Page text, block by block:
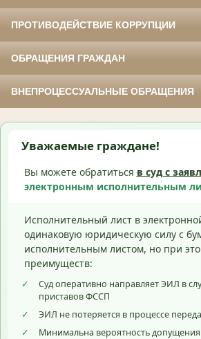
ПРОТИВОДЕЙСТВИЕ КОРРУПЦИИ
ОБРАЩЕНИЯ ГРАЖДАН
ВНЕПРОЦЕССУАЛЬНЫЕ ОБРАЩЕНИЯ
Уважаемые граждане!
Вы можете обратиться в суд с
электронным исполнительным
Исполнительный лист в
одинаковую юридическую силу с
исполнительным листом, но при
преимуществ:
✓
Суд оперативно направляет ЭИЛ в
приставов ФССП
✓
ЭИЛ не потеряется в процессе
✓
Минимальна вероятность